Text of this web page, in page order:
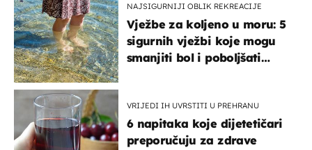
NAJSIGURNIJI OBLIK REKREACIJE
Vježbe za koljeno u moru: 5
sigurnih vježbi koje mogu
smanjiti bol i poboljšati
VRIJEDI IH UVRSTITI U PREHRANU
6 napitaka koje dijetetičari
preporučuju za zdrave